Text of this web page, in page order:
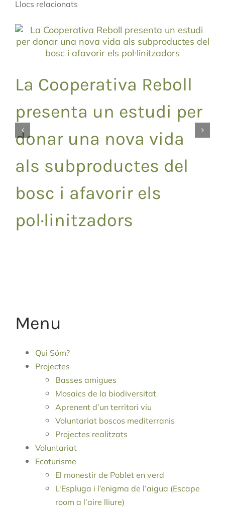
Llocs relacionats
La Cooperativa Reboll
presenta un estudi per
donar una nova vida
als subproductes del
bosc i afavorir els
pol·linitzadors
Menu
Qui Sóm?
Projectes
Basses amigues
Mosaics de la biodiversitat
Aprenent d’un territori viu
Voluntariat boscos mediterranis
Projectes realitzats
Voluntariat
Ecoturisme
El monestir de Poblet en verd
L‘Espluga i l’enigma de l’aigua (Escape
room a l’aire lliure)